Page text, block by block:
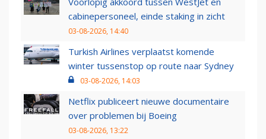
cabinepersoneel, einde staking in zicht
03-08-2026, 14:40
Turkish Airlines verplaatst komende
winter tussenstop op route naar Sydney
03-08-2026, 14:03
Netflix publiceert nieuwe documentaire
over problemen bij Boeing
03-08-2026, 13:22